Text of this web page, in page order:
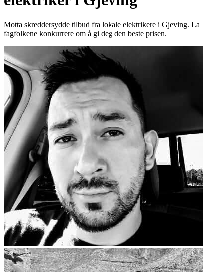
Motta skreddersydde tilbud fra lokale elektrikere i Gjeving. La
fagfolkene konkurrere om å gi deg den beste prisen.